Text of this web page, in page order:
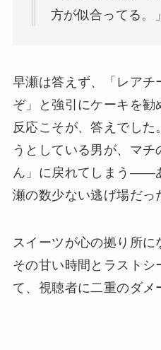
方が似合ってる。」
早瀬は答えず、「レアチ
ぞ」と強引にケーキを
反応こそが、答えでした
うとしている男が、マチ
ん」に戻れてしまう——
瀬の数少ない逃げ場だっ
スイーツが心の拠り所に
その甘い時間とラストシ
て、視聴者に二重のダメ